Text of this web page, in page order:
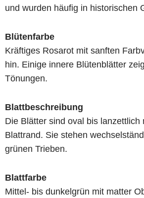
und wurden häufig in historischen
Blütenfarbe
Kräftiges Rosarot mit sanften
hin. Einige innere Blütenblätter
Tönungen.
Blattbeschreibung
Die Blätter sind oval bis lanzettlich
Blattrand. Sie stehen
grünen Trieben.
Blattfarbe
Mittel- bis dunkelgrün mit matter